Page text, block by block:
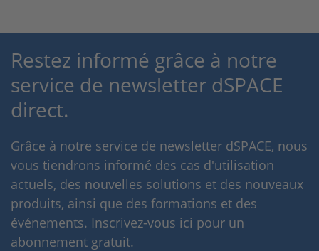
Restez informé grâce à notre
service de newsletter dSPACE
direct.
Grâce à notre service de newsletter dSPACE, nous
vous tiendrons informé des cas d'utilisation
actuels, des nouvelles solutions et des nouveaux
produits, ainsi que des formations et des
événements. Inscrivez-vous ici pour un
abonnement gratuit.